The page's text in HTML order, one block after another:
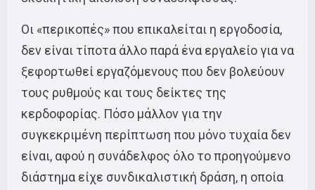
Οι «περικοπές» που επικαλείται η εργοδοσία,
δεν είναι τίποτα άλλο παρά ένα εργαλείο για να
ξεφορτωθεί εργαζόμενους που δεν βολεύουν
τους ρυθμούς και τους δείκτες της
κερδοφορίας. Πόσο μάλλον για την
συγκεκριμένη περίπτωση που μόνο τυχαία δεν
είναι, αφού η συνάδελφος όλο το προηγούμενο
διάστημα είχε συνδικαλιστική δράση, η οποία